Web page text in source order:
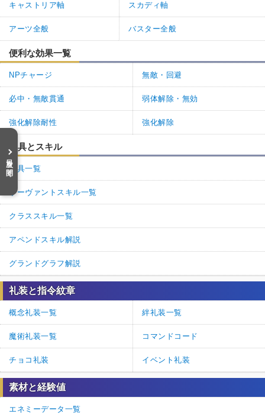
目次を開く
キャストリア軸 スカディ軸
アーツ全般 バスター全般
便利な効果一覧
NPチャージ 無敵・回避
必中・無敵貫通 弱体解除・無効
強化解除耐性 強化解除
宝具とスキル
宝具一覧
サーヴァントスキル一覧
クラススキル一覧
アペンドスキル解説
グランドグラフ解説
礼装と指令紋章
概念礼装一覧 絆礼装一覧
魔術礼装一覧 コマンドコード
チョコ礼装 イベント礼装
素材と経験値
エネミーデータ一覧